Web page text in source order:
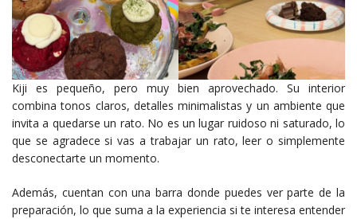
Kiji es pequeño, pero muy bien aprovechado. Su interior
combina tonos claros, detalles minimalistas y un ambiente que
invita a quedarse un rato. No es un lugar ruidoso ni saturado, lo
que se agradece si vas a trabajar un rato, leer o simplemente
desconectarte un momento.
Además, cuentan con una barra donde puedes ver parte de la
preparación, lo que suma a la experiencia si te interesa entender